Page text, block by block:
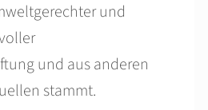
und
und aus anderen
stammt.